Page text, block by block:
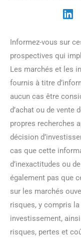
Informez-vous sur
prospectives qui
Les marchés et les
fournis à titre
aucun cas être
d’achat ou de vente
propres recherches
décision
cas que cette
d’inexactitudes ou
également pas que
sur les marchés
risques, y compris
investissement,
risques, pertes et